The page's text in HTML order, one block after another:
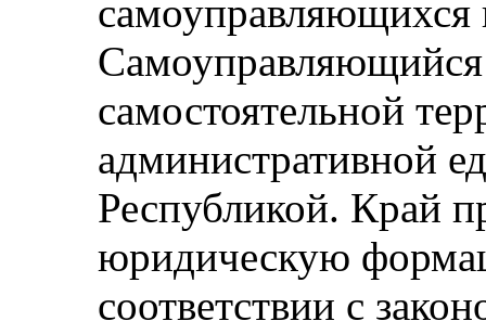
самоуправляющихся
Самоуправляющийся
самостоятельной
административной
Республикой. Край
юридическую
соответствии с